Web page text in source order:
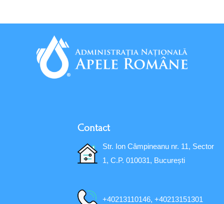
Contact
Str. Ion Câmpineanu nr. 11, Sector
1, C.P. 010031, București
+40213110146, +40213151301